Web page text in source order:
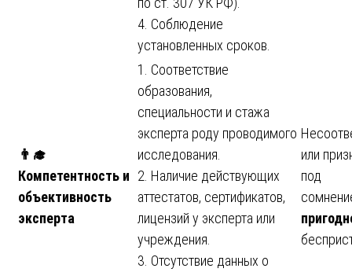
4. Соблюдение
установленных сроков.
👨
Компетентность и
объективность
эксперта
1. Соответствие
образования,
специальности и стажа
эксперта роду проводимого
исследования.
2. Наличие действующих
аттестатов, сертификатов,
лицензий у эксперта или
учреждения.
3. Отсутствие данных о
или
под